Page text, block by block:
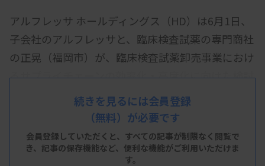
アルフレッサ ホールディングス（HD）は6月1日、
子会社のアルフレッサと、臨床検査試薬の専門商社
の正晃（福岡市）が、臨床検査試薬卸売事業におけ
るサプライチェーンの効率化・高度化に向けた検討
会を設置すると発表した。続きを見るには会員登録
（無料）が必要です
会員登録していただくと、すべての記事が制限なく閲覧で
き、 記事の保存機能など、便利な機能がご利用いただけま
す。